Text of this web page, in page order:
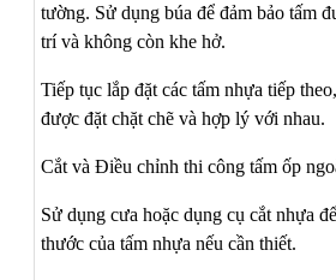
tường. Sử dụng búa để đảm bảo tấm
trí và không còn khe hở.
Tiếp tục lắp đặt các tấm nhựa tiếp
được đặt chặt chẽ và hợp lý với nhau.
Cắt và Điều chỉnh thi công tấm ốp
Sử dụng cưa hoặc dụng cụ cắt nhựa
thước của tấm nhựa nếu cần thiết.